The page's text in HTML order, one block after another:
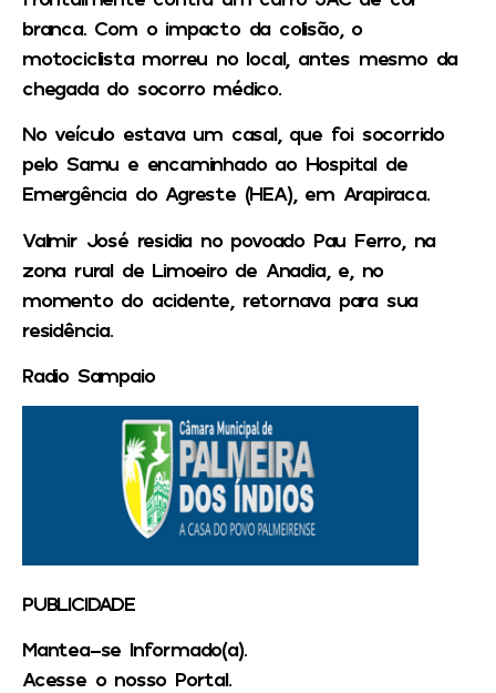
branca. Com o impacto da colisão, o
motociclista morreu no local, antes mesmo da
chegada do socorro médico.
No veículo estava um casal, que foi socorrido
pelo Samu e encaminhado ao Hospital de
Emergência do Agreste (HEA), em Arapiraca.
Valmir José residia no povoado Pau Ferro, na
zona rural de Limoeiro de Anadia, e, no
momento do acidente, retornava para sua
residência.
Radio Sampaio
PUBLICIDADE
Mantea-se Informado(a).
Acesse o nosso Portal.